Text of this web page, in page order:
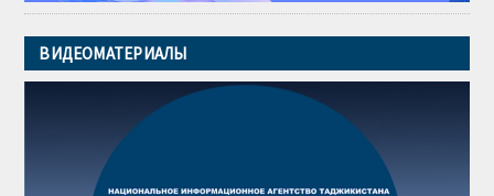
ВИДЕОМАТЕРИАЛЫ